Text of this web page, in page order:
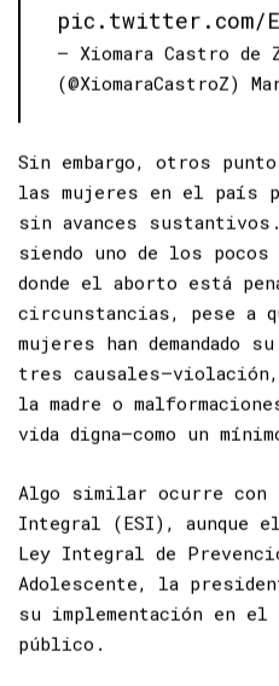
y no es abortiva.
pic.twitter.com/
— Xiomara Castro de
Sin embargo, otros
las mujeres en el país
sin avances
siendo uno de los
donde el aborto está
circunstancias, pese a
mujeres han demandado
tres
la madre o
Algo similar ocurre con
Integral (ESI), aunque el
Ley Integral de
Adolescente,la
su implementación en el